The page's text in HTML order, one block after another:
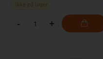
Ikke på lager
- +